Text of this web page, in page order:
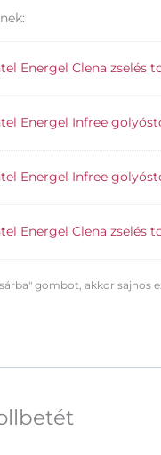
Energel Clena zselés
Energel Infree
Energel Infree
Energel Clena zselés
gombot, akkor sajnos